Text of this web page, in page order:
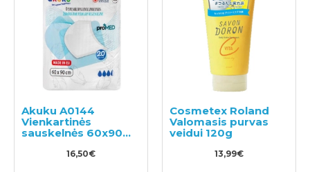
Akuku A0144
Vienkartinės
sauskelnės 60x90
16,50€
Cosmetex Roland
Valomasis purvas
veidui 120g
13,99€